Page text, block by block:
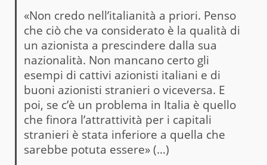
«Non credo nell’italianità a priori. Penso
che ciò che va considerato è la qualità di
un azionista a prescindere dalla sua
nazionalità. Non mancano certo gli
esempi di cattivi azionisti italiani e di
buoni azionisti stranieri o viceversa. E
poi, se c’è un problema in Italia è quello
che finora l’attrattività per i capitali
stranieri è stata inferiore a quella che
sarebbe potuta essere» (…)